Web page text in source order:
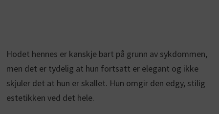
Hodet hennes er kanskje bart på grunn av sykdommen,
men det er tydelig at hun fortsatt er elegant og ikke
skjuler det at hun er skallet. Hun omgir den edgy, stilig
estetikken ved det hele.